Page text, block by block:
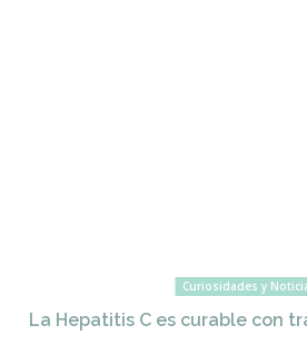
Curiosidades y
La Hepatitis C es curable con